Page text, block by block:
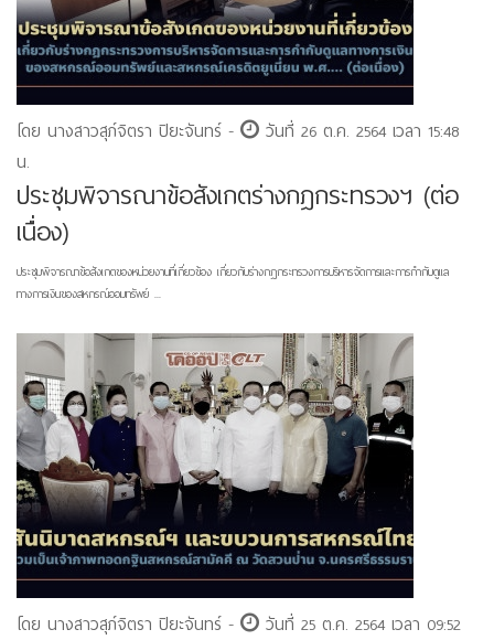
โดย นางสาวสุภ์จิตรา ปิยะจันทร์ -
วันที่ 26 ต.ค. 2564 เวลา 15:48
น.
ประชุมพิจารณาข้อสังเกตร่างกฎกระทรวงฯ (ต่อ
เนื่อง)
ประชุมพิจารณาข้อสังเกตของหน่วยงานที่เกี่ยวข้อง เกี่ยวกับร่างกฎกระทรวงการบริหารจัดการและการกำกับดูแล
ทางการเงินของสหกรณ์ออมทรัพย์ ...
โดย นางสาวสุภ์จิตรา ปิยะจันทร์ -
วันที่ 25 ต.ค. 2564 เวลา 09:52